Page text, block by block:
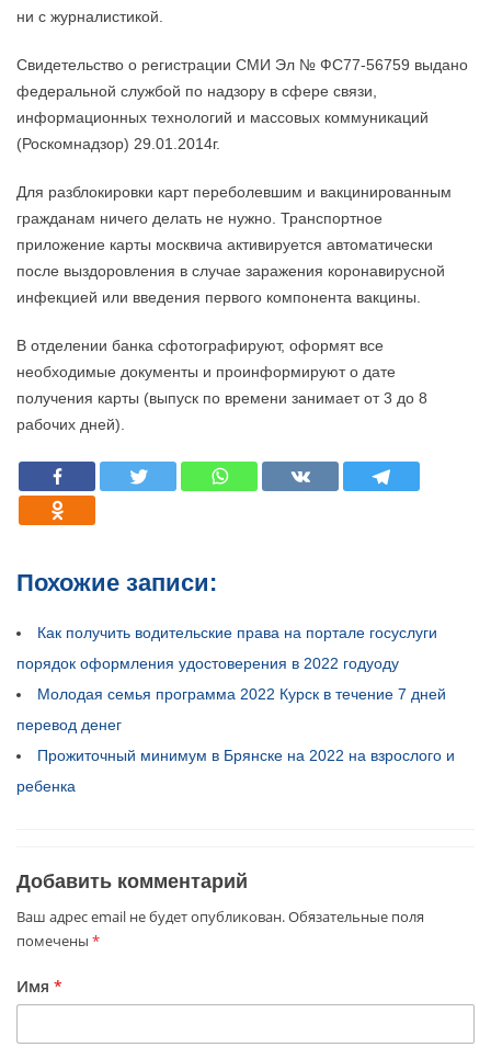
ни с журналистикой.
Свидетельство о регистрации СМИ Эл № ФС77-56759 выдано
федеральной службой по надзору в сфере связи,
информационных технологий и массовых коммуникаций
(Роскомнадзор) 29.01.2014г.
Для разблокировки карт переболевшим и вакцинированным
гражданам ничего делать не нужно. Транспортное
приложение карты москвича активируется автоматически
после выздоровления в случае заражения коронавирусной
инфекцией или введения первого компонента вакцины.
В отделении банка сфотографируют, оформят все
необходимые документы и проинформируют о дате
получения карты (выпуск по времени занимает от 3 до 8
рабочих дней).
Похожие записи:
Как получить водительские права на портале госуслуги
порядок оформления удостоверения в 2022 годуоду
Молодая семья программа 2022 Курск в течение 7 дней
перевод денег
Прожиточный минимум в Брянске на 2022 на взрослого и
ребенка
Добавить комментарий
Ваш адрес email не будет опубликован.Обязательные поля
помечены *
Имя *